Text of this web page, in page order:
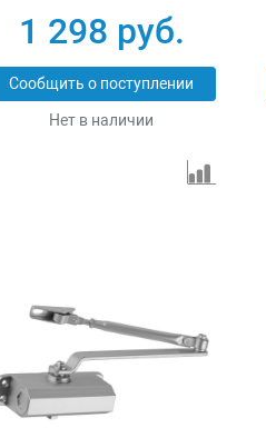
1 298 руб.
Сообщить о поступлении
Нет в наличии